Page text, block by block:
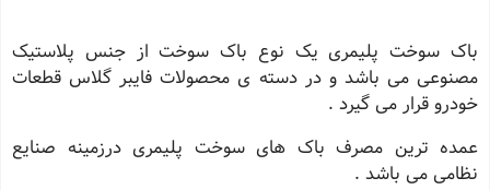
باک سوخت پلیمری یک نوع باک سوخت از جنس پلاستیک
مصنوعی می باشد و در دسته ی محصولات فایبر گلاس قطعات
خودرو قرار می گیرد .
عمده ترین مصرف باک های سوخت پلیمری درزمینه صنایع
نظامی می باشد .